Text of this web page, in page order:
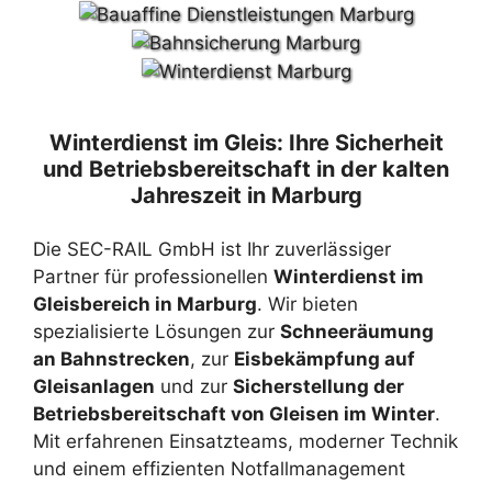
Winterdienst im Gleis: Ihre Sicherheit
und Betriebsbereitschaft in der kalten
Jahreszeit in Marburg
Die SEC-RAIL GmbH ist Ihr zuverlässiger
Partner für professionellen Winterdienst im
Gleisbereich in Marburg. Wir bieten
spezialisierte Lösungen zur Schneeräumung
an Bahnstrecken, zur Eisbekämpfung auf
Gleisanlagen und zur Sicherstellung der
Betriebsbereitschaft von Gleisen im Winter.
Mit erfahrenen Einsatzteams, moderner Technik
und einem effizienten Notfallmanagement